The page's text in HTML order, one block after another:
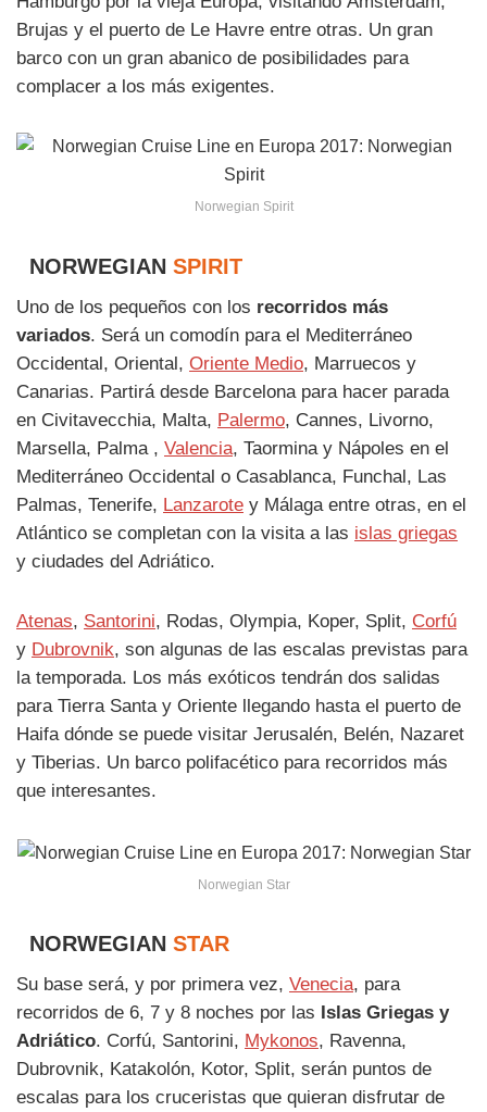
Brujas y el puerto de Le Havre entre otras. Un gran
barco con un gran abanico de posibilidades para
complacer a los más exigentes.
Norwegian Spirit
NORWEGIAN SPIRIT
Uno de los pequeños con los recorridos más
variados. Será un comodín para el Mediterráneo
Occidental, Oriental, Oriente Medio, Marruecos y
Canarias. Partirá desde Barcelona para hacer parada
en Civitavecchia, Malta, Palermo, Cannes, Livorno,
Marsella, Palma , Valencia, Taormina y Nápoles en el
Mediterráneo Occidental o Casablanca, Funchal, Las
Palmas, Tenerife, Lanzarote y Málaga entre otras, en el
Atlántico se completan con la visita a las islas griegas
y ciudades del Adriático.
Atenas, Santorini, Rodas, Olympia, Koper, Split, Corfú
y Dubrovnik, son algunas de las escalas previstas para
la temporada. Los más exóticos tendrán dos salidas
para Tierra Santa y Oriente llegando hasta el puerto de
Haifa dónde se puede visitar Jerusalén, Belén, Nazaret
y Tiberias. Un barco polifacético para recorridos más
que interesantes.
Norwegian Star
NORWEGIAN STAR
Su base será, y por primera vez, Venecia, para
recorridos de 6, 7 y 8 noches por las Islas Griegas y
Adriático. Corfú, Santorini, Mykonos, Ravenna,
Dubrovnik, Katakolón, Kotor, Split, serán puntos de
escalas para los cruceristas que quieran disfrutar de